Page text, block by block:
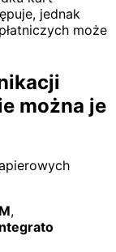
jednak
może
można je
,